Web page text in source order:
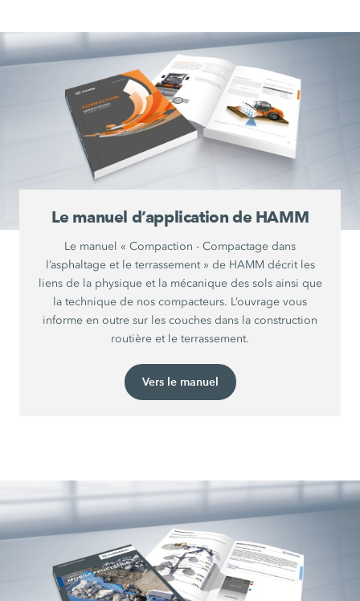
Le manuel d’application de HAMM
Le manuel « Compaction - Compactage dans
l’asphaltage et le terrassement » de HAMM décrit les
liens de la physique et la mécanique des sols ainsi que
la technique de nos compacteurs. L’ouvrage vous
informe en outre sur les couches dans la construction
routière et le terrassement.
Vers le manuel